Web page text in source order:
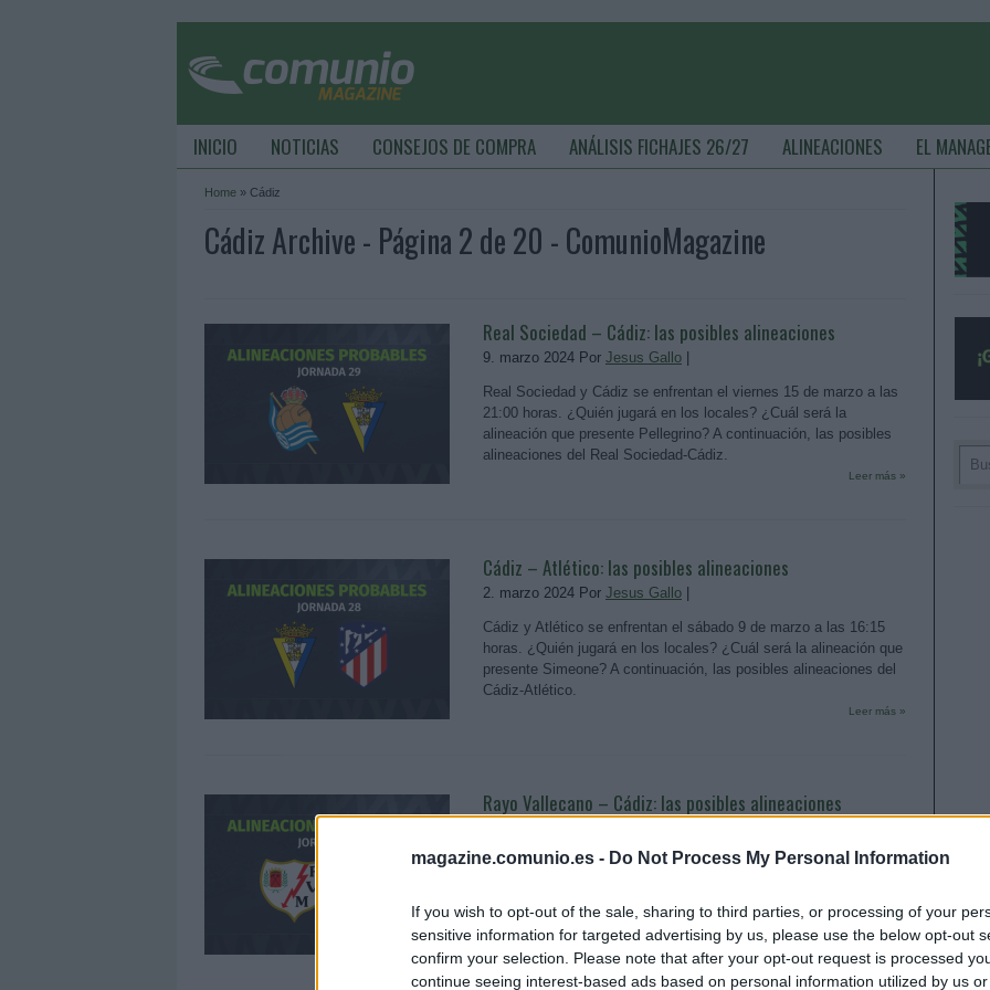
magazine.comunio.es - Do Not Process My Personal Information
If you wish to opt-out of the sale, sharing to third parties, or processing of your
sensitive information for targeted advertising by us, please use the below opt-out
confirm your selection. Please note that after your opt-out request is processed
continue seeing interest-based ads based on personal information utilized by us
INICIO NOTICIAS CONSEJOS DE COMPRA ANÁLISIS FICHAJES 26/27 ALINEACIONES EL
Home » Cádiz
Cádiz Archive - Página 2 de 20 - ComunioMagazine
Real Sociedad – Cádiz: las posibles alineaciones
9. marzo 2024 Por Jesus Gallo
Real Sociedad y Cádiz se enfrentan el viernes 15 de marzo a las
21:00 horas. ¿Quién jugará en los locales? ¿Cuál será la
alineación que presente Pellegrino? A continuación, las posibles
alineaciones del Real Sociedad-Cádiz.
Leer más »
Cádiz – Atlético: las posibles alineaciones
2. marzo 2024 Por Jesus Gallo
Cádiz y Atlético se enfrentan el sábado 9 de marzo a las 16:15
horas. ¿Quién jugará en los locales? ¿Cuál será la alineación que
presente Simeone? A continuación, las posibles alineaciones del
Cádiz-Atlético.
Leer más »
Rayo Vallecano – Cádiz: las posibles alineaciones
Rayo y Cádiz se enfrentan el sábado 2 de marzo a las 16:15
presente Pellegrino? A continuación, las posibles alineaciones del
Rayo-Cádiz.